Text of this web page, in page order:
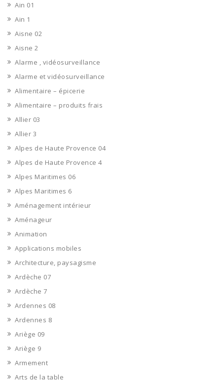
Ain 01
Ain 1
Aisne 02
Aisne 2
Alarme , vidéosurveillance
Alarme et vidéosurveillance
Alimentaire – épicerie
Alimentaire – produits frais
Allier 03
Allier 3
Alpes de Haute Provence 04
Alpes de Haute Provence 4
Alpes Maritimes 06
Alpes Maritimes 6
Aménagement intérieur
Aménageur
Animation
Applications mobiles
Architecture, paysagisme
Ardèche 07
Ardèche 7
Ardennes 08
Ardennes 8
Ariège 09
Ariège 9
Armement
Arts de la table